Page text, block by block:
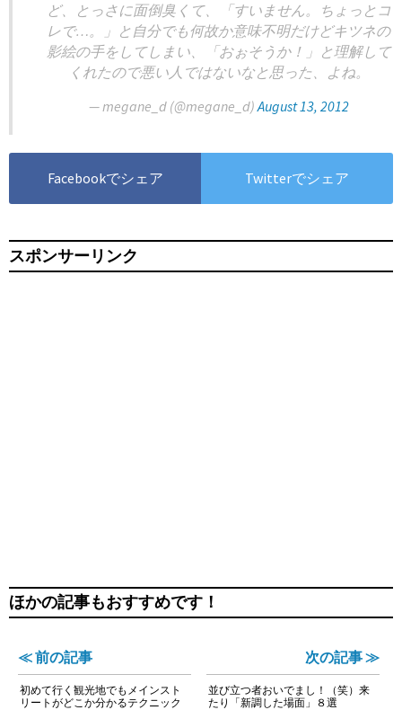
ど、とっさに面倒臭くて、「すいません。ちょっとコ
レで…。」と自分でも何故か意味不明だけどキツネの
影絵の手をしてしまい、「おぉそうか！」と理解して
くれたので悪い人ではないなと思った、よね。
— megane_d (@megane_d)August 13, 2012
Facebookでシェア Twitterでシェア
スポンサーリンク
ほかの記事もおすすめです！
≪ 前の記事
初めて行く観光地でもメインスト
リートがどこか分かるテクニック
次の記事 ≫
並び立つ者おいでまし！（笑）来
たり「新調した場面」８選